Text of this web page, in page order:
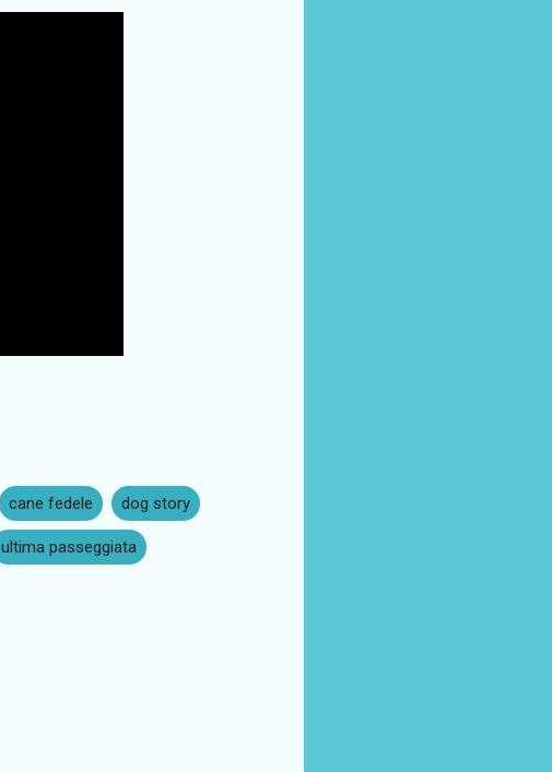
cane fedele dog story
ultima passeggiata